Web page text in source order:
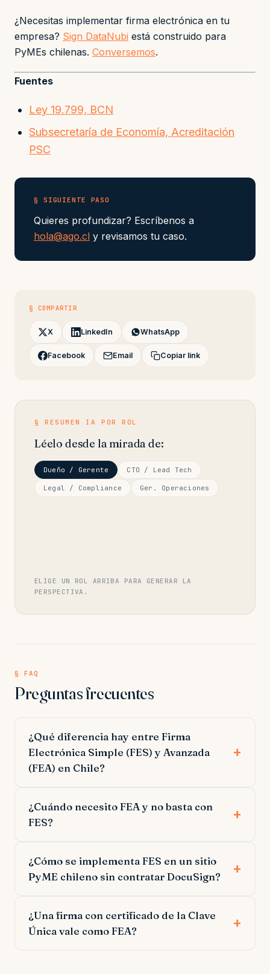
¿Necesitas implementar firma electrónica en tu
empresa? Sign DataNubi está construido para
PyMEs chilenas. Conversemos.
Fuentes
Ley 19.799, BCN
Subsecretaría de Economía, Acreditación
PSC
§ SIGUIENTE PASO
Quieres profundizar? Escríbenos a
hola@ago.cl y revisamos tu caso.
§ COMPARTIR
X LinkedIn WhatsApp
Facebook Email Copiar link
§ RESUMEN IA POR ROL
Léelo desde la mirada de:
Dueño / Gerente CTO / Lead Tech
Legal / Compliance Ger. Operaciones
ELIGE UN ROL ARRIBA PARA GENERAR LA
PERSPECTIVA.
§ FAQ
Preguntas frecuentes
¿Qué diferencia hay entre Firma
Electrónica Simple (FES) y Avanzada
(FEA) en Chile?
¿Cuándo necesito FEA y no basta con
FES?
¿Cómo se implementa FES en un sitio
PyME chileno sin contratar DocuSign?
¿Una firma con certificado de la Clave
Única vale como FEA?